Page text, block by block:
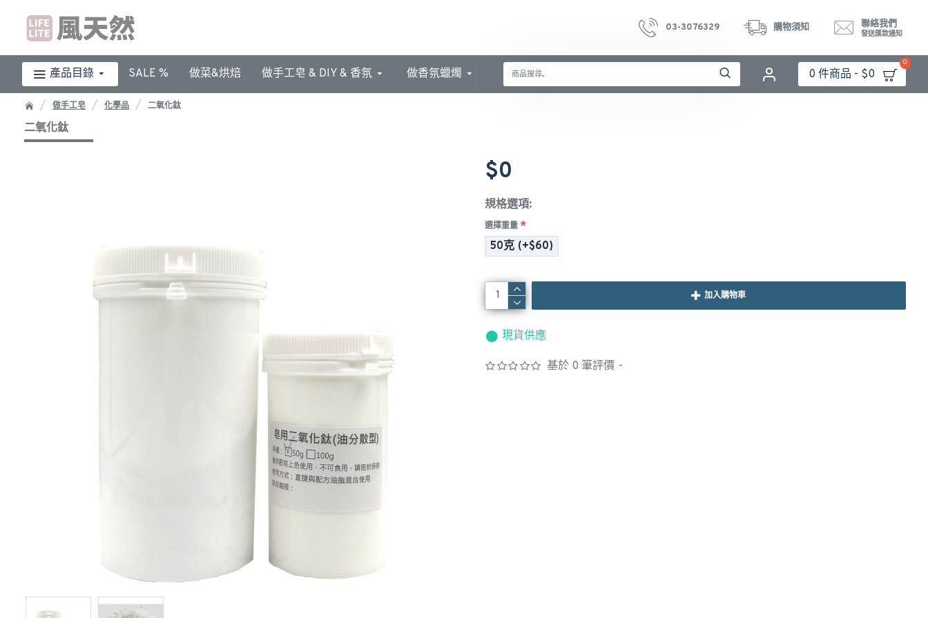
03-3076329 購物須知 聯絡我們
發送匯款通知
產品目錄 SALE % 做菜&烘焙 做手工皂 & DIY & 香氛 做香氛蠟燭 0 件商品 - $0
0
做手工皂 化學品 二氧化鈦
二氧化鈦
現貨供應
基於 0 筆評價 -
$0
規格選項:
選擇重量
50克 (+$60)
加入購物車